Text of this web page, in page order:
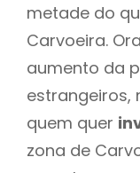
metade do
Carvoeira.
aumento da
estrangeiros,
quem quer
zona de